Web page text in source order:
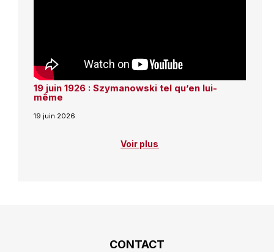
19 juin 1926 : Szymanowski tel qu’en lui-
même
19 juin 2026
Voir plus
CONTACT